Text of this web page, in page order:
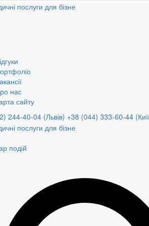
нас
сайту
244-40-04 (Львів) +38 (044) 333-60-44
подій